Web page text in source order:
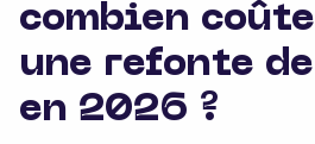
combien
une refonte
en 2026 ?